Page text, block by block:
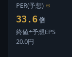
PER(予想) ⊙
33.6 倍
終値÷予想EPS
20.0円